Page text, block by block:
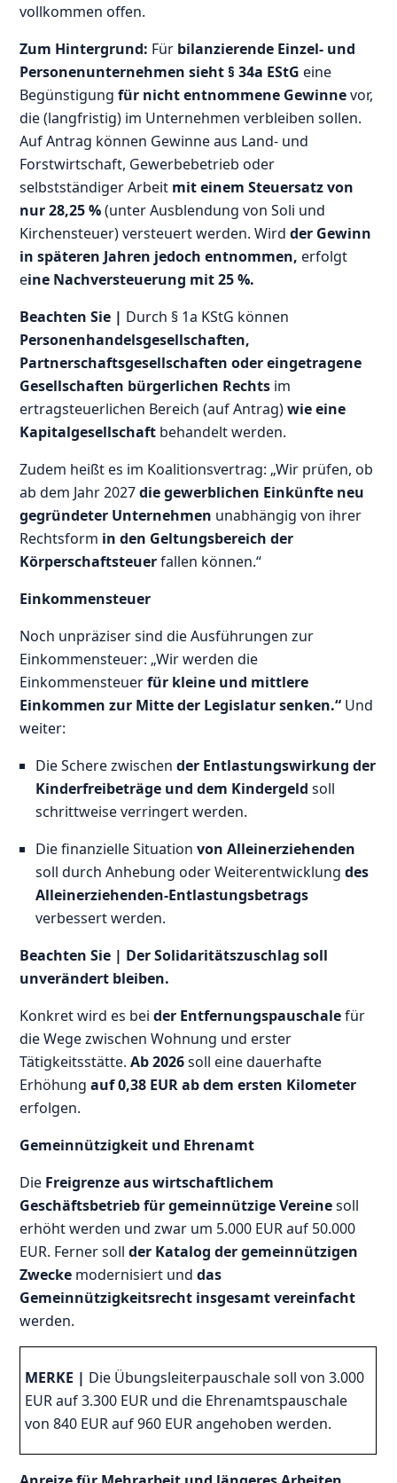
vollkommen offen.
Zum Hintergrund: Für bilanzierende Einzel- und
Personenunternehmen sieht § 34a EStG eine
Begünstigungfür nicht entnommene Gewinnevor,
die (langfristig) im Unternehmen verbleiben sollen.
Auf Antrag können Gewinne aus Land- und
Forstwirtschaft, Gewerbebetrieb oder
selbstständiger Arbeit mit einem Steuersatz von
nur 28,25 %(unter Ausblendung von Soli und
Kirchensteuer) versteuert werden. Wirdder Gewinn
in späteren Jahren jedoch entnommen, erfolgt
eine Nachversteuerung mit 25 %.
Beachten Sie | Durch § 1a KStG können
Personenhandelsgesellschaften,
Partnerschaftsgesellschaften oder eingetragene
Gesellschaften bürgerlichen Rechts im
ertragsteuerlichen Bereich (auf Antrag)wie eine
Kapitalgesellschaft behandelt werden.
Zudem heißt es im Koalitionsvertrag: „Wir prüfen, ob
ab dem Jahr 2027die gewerblichen Einkünfte neu
gegründeter Unternehmen unabhängig von ihrer
Rechtsform in den Geltungsbereich der
Körperschaftsteuerfallen können.“
Einkommensteuer
Noch unpräziser sind die Ausführungen zur
Einkommensteuer: „Wir werden die
Einkommensteuerfür kleine und mittlere
Einkommen zur Mitte der Legislatur senken.“ Und
weiter:
Die Schere zwischender Entlastungswirkung der
Kinderfreibeträge und dem Kindergeld soll
schrittweise verringert werden.
Die finanzielle Situationvon Alleinerziehenden
soll durch Anhebung oder Weiterentwicklungdes
Alleinerziehenden-Entlastungsbetrags
verbessert werden.
Beachten Sie | Der Solidaritätszuschlag soll
unverändert bleiben.
Konkret wird es beider Entfernungspauschalefür
die Wege zwischen Wohnung und erster
Tätigkeitsstätte. Ab 2026soll eine dauerhafte
Erhöhungauf 0,38 EUR ab dem ersten Kilometer
erfolgen.
Gemeinnützigkeit und Ehrenamt
Die Freigrenze aus wirtschaftlichem
Geschäftsbetrieb für gemeinnützige Vereinesoll
erhöht werden und zwar um 5.000 EUR auf 50.000
EUR. Ferner soll der Katalog der gemeinnützigen
Zwecke modernisiert unddas
Gemeinnützigkeitsrecht insgesamt vereinfacht
werden.
MERKE | Die Übungsleiterpauschale soll von 3.000
EUR auf 3.300 EUR und die Ehrenamtspauschale
von 840 EUR auf 960 EUR angehoben werden.